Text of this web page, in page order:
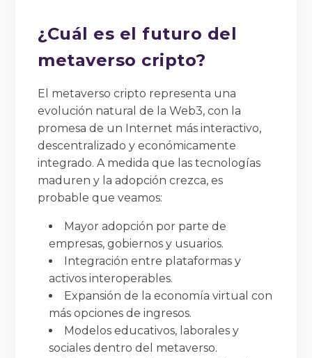
¿Cuál es el futuro del
metaverso cripto?
El metaverso cripto representa una
evolución natural de la Web3, con la
promesa de un Internet más interactivo,
descentralizado y económicamente
integrado. A medida que las tecnologías
maduren y la adopción crezca, es
probable que veamos:
Mayor adopción por parte de
empresas, gobiernos y usuarios.
Integración entre plataformas y
activos interoperables.
Expansión de la economía virtual con
más opciones de ingresos.
Modelos educativos, laborales y
sociales dentro del metaverso.